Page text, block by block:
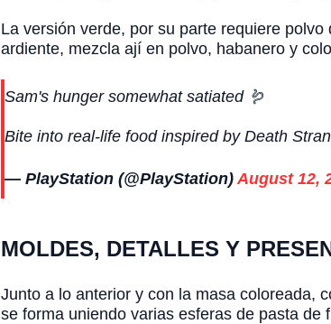
La versión verde, por su parte requiere
ardiente, mezcla ají en polvo, habanero y
Sam's hunger somewhat satiated 🪱
Bite into real-life food inspired by Death
— PlayStation (@PlayStation)August 12,
MOLDES, DETALLES Y
Junto a lo anterior y con la masa coloreada,
se forma uniendo varias esferas de pasta